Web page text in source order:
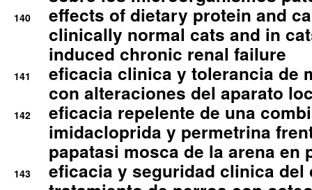
140
effects of dietary protein and
clinically normal cats and in
induced chronic renal failure
141
eficacia clinica y tolerancia de
con alteraciones del aparato
142
eficacia repelente de una
imidacloprida y permetrina
papatasi mosca de la arena en
143
eficacia y seguridad clinica del